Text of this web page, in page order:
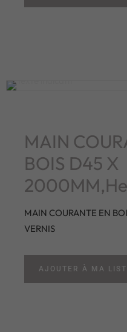
MAIN
BOIS D45 X
MAIN COURANTE EN
VERNIS
AJOUTER À MA